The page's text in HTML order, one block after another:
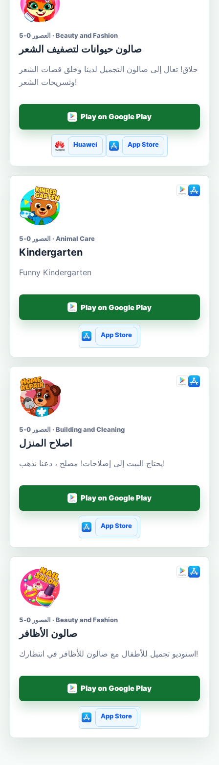
العصور 0-5 · Beauty and Fashion
صالون حيوانات لتصفيف الشعر
حلاق! تعال إلى صالون التجميل لدينا وخلق قصات الشعر
وتسريحات الشعر!
Play on Google Play
Huawei App Store
العصور 0-5 · Animal Care
Kindergarten
Funny Kindergarten
Play on Google Play
App Store
العصور 0-5 · Building and Cleaning
اصلاح المنزل
يحتاج البيت إلى إصلاحات! مصلح ، دعنا نذهب!
Play on Google Play
App Store
العصور 0-5 · Beauty and Fashion
صالون الأظافر
استوديو تجميل للأطفال مع صالون للأظافر في انتظارك!
Play on Google Play
App Store